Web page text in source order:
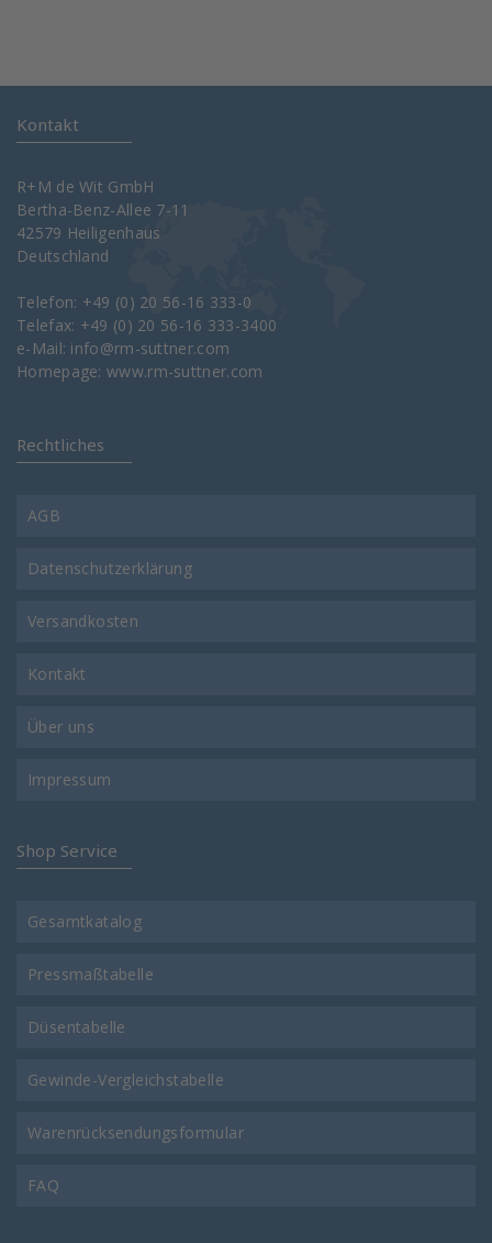
Kontakt
R+M de Wit GmbH
Bertha-Benz-Allee 7-11
42579 Heiligenhaus
Deutschland
Telefon: +49 (0) 20 56-16 333-0
Telefax: +49 (0) 20 56-16 333-3400
e-Mail: info@rm-suttner.com
Homepage:www.rm-suttner.com
Rechtliches
AGB
Datenschutzerklärung
Versandkosten
Kontakt
Über uns
Impressum
Shop Service
Gesamtkatalog
Pressmaßtabelle
Düsentabelle
Gewinde-Vergleichstabelle
Warenrücksendungsformular
FAQ